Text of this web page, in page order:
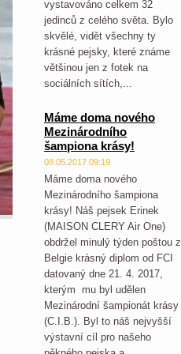
vystavováno celkem 32
jedinců z celého světa. Bylo
skvělé, vidět všechny ty
krásné pejsky, které známe
většinou jen z fotek na
sociálních sítích,...
Máme doma nového
Mezinárodního
šampiona krásy!
08.05.2017 09:19
Máme doma nového
Mezinárodního šampiona
krásy! Náš pejsek Erinek
(MAISON CLERY Air One)
obdržel minulý týden poštou z
Belgie krásný diplom od FCI
datovaný dne 21. 4. 2017,
kterým mu byl udělen
Mezinárodní šampionát krásy
(C.I.B.). Byl to náš nejvyšší
výstavní cíl pro našeho